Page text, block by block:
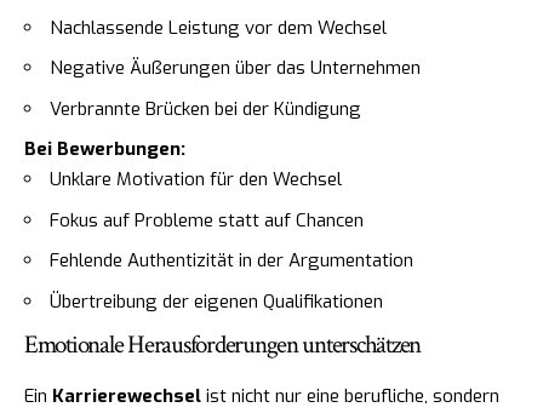
Nachlassende Leistung vor dem Wechsel
Negative Äußerungen über das Unternehmen
Verbrannte Brücken bei der Kündigung
Bei Bewerbungen:
Unklare Motivation für den Wechsel
Fokus auf Probleme statt auf Chancen
Fehlende Authentizität in der Argumentation
Übertreibung der eigenen Qualifikationen
Emotionale Herausforderungen unterschätzen
Ein Karrierewechsel ist nicht nur eine berufliche, sondern